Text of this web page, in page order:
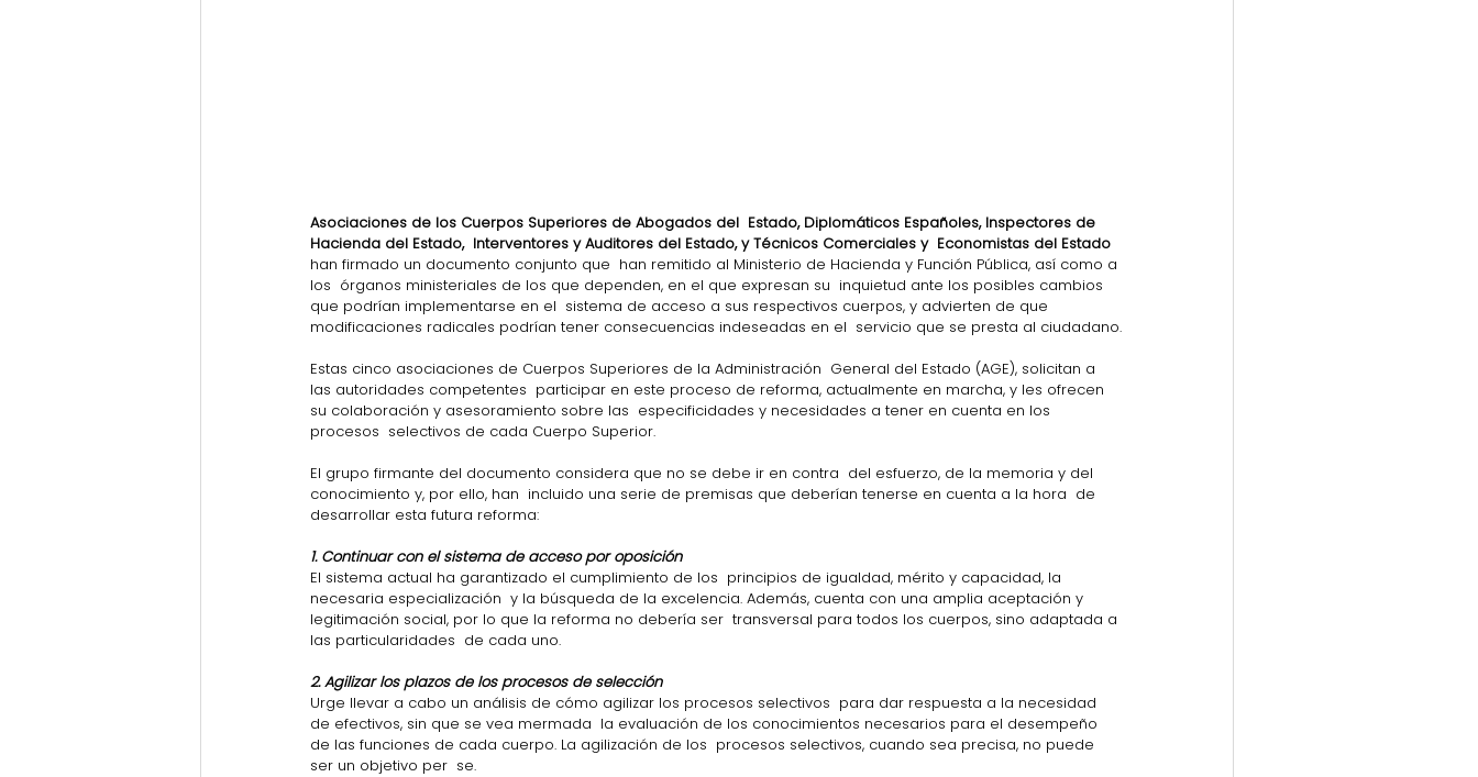
Asociaciones de los Cuerpos Superiores de Abogados del  Estado, Diplomáticos Españoles, Inspectores de
Hacienda del Estado,  Interventores y Auditores del Estado, y Técnicos Comerciales y  Economistas del Estado
han firmado un documento conjunto que  han remitido al Ministerio de Hacienda y Función Pública, así como a
los  órganos ministeriales de los que dependen, en el que expresan su  inquietud ante los posibles cambios
que podrían implementarse en el  sistema de acceso a sus respectivos cuerpos, y advierten de que
modificaciones radicales podrían tener consecuencias indeseadas en el  servicio que se presta al ciudadano.
Estas cinco asociaciones de Cuerpos Superiores de la Administración  General del Estado (AGE), solicitan a
las autoridades competentes  participar en este proceso de reforma, actualmente en marcha, y les ofrecen
su colaboración y asesoramiento sobre las  especificidades y necesidades a tener en cuenta en los
procesos  selectivos de cada Cuerpo Superior.
El grupo firmante del documento considera que no se debe ir en contra  del esfuerzo, de la memoria y del
conocimiento y, por ello, han  incluido una serie de premisas que deberían tenerse en cuenta a la hora  de
desarrollar esta futura reforma:
1. Continuar con el sistema de acceso por oposición
El sistema actual ha garantizado el cumplimiento de los  principios de igualdad, mérito y capacidad, la
necesaria especialización  y la búsqueda de la excelencia. Además, cuenta con una amplia aceptación y
legitimación social, por lo que la reforma no debería ser  transversal para todos los cuerpos, sino adaptada a
las particularidades  de cada uno.
2. Agilizar los plazos de los procesos de selección
Urge llevar a cabo un análisis de cómo agilizar los procesos selectivos  para dar respuesta a la necesidad
de efectivos, sin que se vea mermada  la evaluación de los conocimientos necesarios para el desempeño
de las funciones de cada cuerpo. La agilización de los  procesos selectivos, cuando sea precisa, no puede
ser un objetivo per  se.